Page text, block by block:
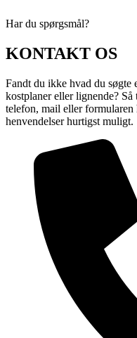
Har du spørgsmål?
KONTAKT OS
Fandt du ikke hvad du søgte
kostplaner eller lignende?
telefon, mail eller formularen
henvendelser hurtigst muligt.